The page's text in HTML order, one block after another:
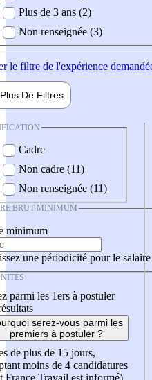
Plus de 3 ans (2)
Non renseignée (3)
le filtre de l'expérience
Plus De Filtres
Cadre
Non cadre (11)
Non renseignée (11)
BRUT MINIMUM
minimum
une périodicité pour le salaire
parmi les 1ers à postuler
serez-vous parmi les
premiers à postuler ?
de plus de 15 jours,
moins de 4 candidatures
France Travail est informé)